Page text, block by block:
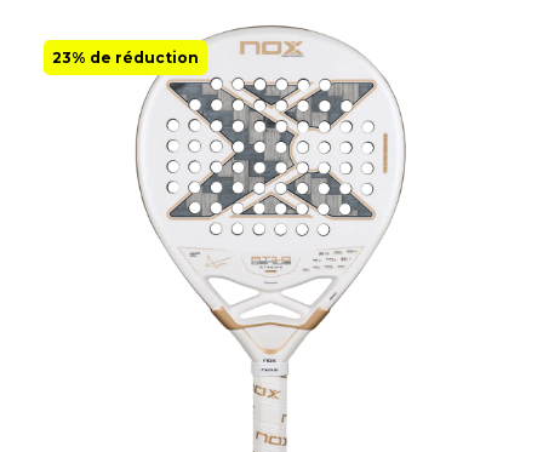
23% de réduction